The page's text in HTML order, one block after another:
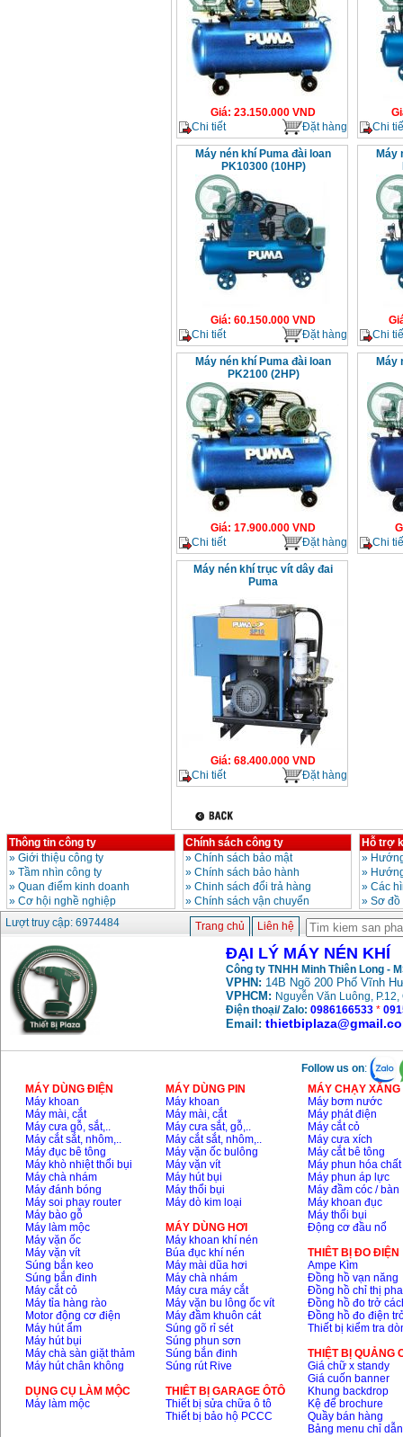
Giá: 23.150.000 VND
Chi tiết
Đặt hàng
Chi
Máy nén khí Puma đài loan
PK10300 (10HP)
Giá: 60.150.000 VND
Chi tiết
Đặt hàng
Máy
Chi
Máy nén khí Puma đài loan
PK2100 (2HP)
Giá: 17.900.000 VND
Chi tiết
Đặt hàng
Máy
Chi
Máy nén khí trục vít dây đai
Puma
Giá: 68.400.000 VND
Chi tiết
Đặt hàng
Thông tin công ty
» Giới thiệu công ty
» Tầm nhìn công ty
» Quan điểm kinh doanh
» Cơ hội nghề nghiệp
Chính sách công ty
» Chính sách bảo mật
» Chính sách bảo hành
» Chinh sách đổi trả hàng
» Chính sách vận chuyển
Hỗ trợ
»
»
» Các
» Sơ
Lượt truy cập: 6974484
Trang chủ Liên hệ
ĐẠI LÝ MÁY NÉN KHÍ
Công ty TNHH Minh Thiên Long -
VPHN: 14B Ngõ 200 Phố Vĩnh
VPHCM: Nguyễn Văn Luông,
Điện thoại/ Zalo: 0986166533 *
Email:
Follow us on:
MÁY DÙNG ĐIỆN
Máy khoan
Máy mài, cắt
Máy cưa gỗ, sắt,..
Máy cắt sắt, nhôm,..
Máy đục bê tông
Máy khò nhiệt thổi bụi
Máy chà nhám
Máy đánh bóng
Máy soi phay router
Máy bào gỗ
Máy làm mộc
Máy vặn ốc
Máy vặn vít
Súng bắn keo
Súng bắn đinh
Máy cắt cỏ
Máy tỉa hàng rào
Motor động cơ điện
Máy hút ẩm
Máy hút bụi
Máy chà sàn giặt thảm
Máy hút chân không
DỤNG CỤ LÀM MỘC
Máy làm mộc
MÁY DÙNG PIN
Máy khoan
Máy mài, cắt
Máy cưa sắt, gỗ,..
Máy cắt sắt, nhôm,..
Máy vặn ốc bulông
Máy vặn vít
Máy hút bụi
Máy thổi bụi
Máy dò kim loại
MÁY DÙNG HƠI
Máy khoan khí nén
Búa đục khí nén
Máy mài dũa hơi
Máy chà nhám
Máy cưa máy cắt
Máy vặn bu lông ốc vít
Máy đầm khuôn cát
Súng gõ rỉ sét
Súng phun sơn
Súng bắn đinh
Súng rút Rive
THIÊT BỊ GARAGE ÔTÔ
Thiết bị sửa chữa ô tô
Thiết bị bảo hộ PCCC
MÁY CHẠY
Máy bơm nước
Máy phát điện
Máy cắt cỏ
Máy cưa xích
Máy cắt bê tông
Máy phun hóa chất
Máy phun áp lực
Máy đầm cóc / bàn
Máy khoan đục
Máy thổi bụi
Động cơ đầu nổ
THIÊT BỊ ĐO ĐIỆN
Ampe Kìm
Đồng hồ vạn năng
Đồng hồ chỉ thị pha
Đồng hồ đo trở
Đồng hồ đo điện
Thiết bị kiểm tra
THIỆT BỊ QUẢNG
Giá chữ x standy
Giá cuốn banner
Khung backdrop
Kệ để brochure
Quầy bán hàng
Bảng menu chỉ dẫn